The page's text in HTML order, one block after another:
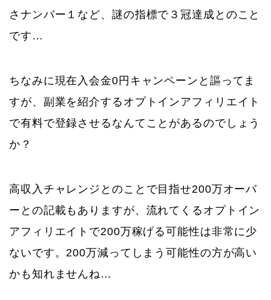
さナンバー１など、謎の指標で３冠達成とのこと
です…
ちなみに現在入会金0円キャンペーンと謳ってま
すが、副業を紹介するオプトインアフィリエイト
で有料で登録させるなんてことがあるのでしょう
か？
高収入チャレンジとのことで目指せ200万オーバ
ーとの記載もありますが、流れてくるオプトイン
アフィリエイトで200万稼げる可能性は非常に少
ないです。200万減ってしまう可能性の方が高い
かも知れませんね…